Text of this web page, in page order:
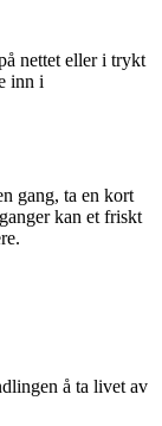
nettet eller i trykt
inn i
gang, ta en kort
kan et friskt
å ta livet av